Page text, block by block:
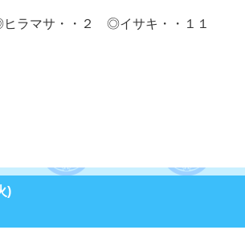
ラマサ・・２ ◎イサキ・・１１
)